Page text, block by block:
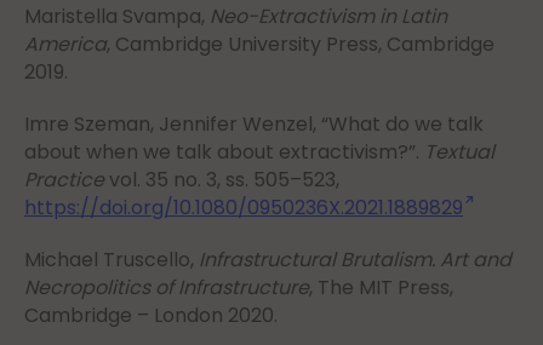
Maristella Svampa, Neo-Extractivism in Latin
America, Cambridge University Press, Cambridge
2019.
Imre Szeman, Jennifer Wenzel, “What do we talk
about when we talk about extractivism?”. Textual
Practicevol. 35 no. 3, ss. 505–523,
https://doi.org/10.1080/0950236X.2021.1889829
Michael Truscello, Infrastructural Brutalism. Art and
Necropolitics of Infrastructure, The MIT Press,
Cambridge – London 2020.